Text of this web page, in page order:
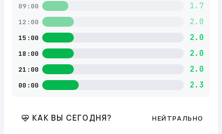
09:00 1.7
12:00 2.0
15:00 2.0
18:00 2.0
21:00 2.0
00:00 2.3
КАК ВЫ СЕГОДНЯ? НЕЙТРАЛЬНО